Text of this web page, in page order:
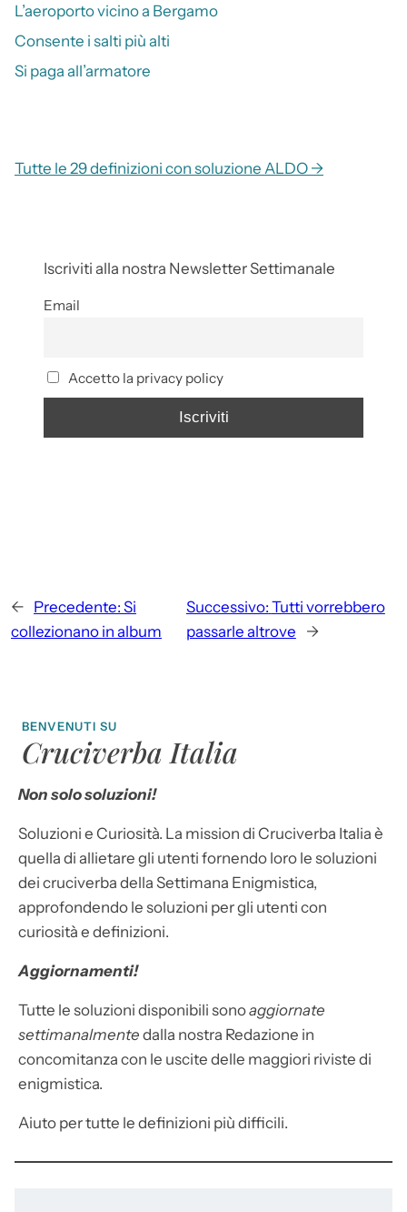
L’aeroporto vicino a Bergamo
Consente i salti più alti
Si paga all’armatore
Tutte le 29 definizioni con soluzione ALDO →
Iscriviti alla nostra Newsletter Settimanale
Email
Accetto la privacy policy
← Precedente: Si
collezionano in album
Successivo: Tutti vorrebbero
passarle altrove
→
BENVENUTI SU
Cruciverba Italia
Non solo soluzioni!
Soluzioni e Curiosità. La mission di Cruciverba Italia è
quella di allietare gli utenti fornendo loro le soluzioni
dei cruciverba della Settimana Enigmistica,
approfondendo le soluzioni per gli utenti con
curiosità e definizioni.
Aggiornamenti!
Tutte le soluzioni disponibili sonoaggiornate
settimanalmente dalla nostra Redazione in
concomitanza con le uscite delle maggiori riviste di
enigmistica.
Aiuto per tutte le definizioni più difficili.